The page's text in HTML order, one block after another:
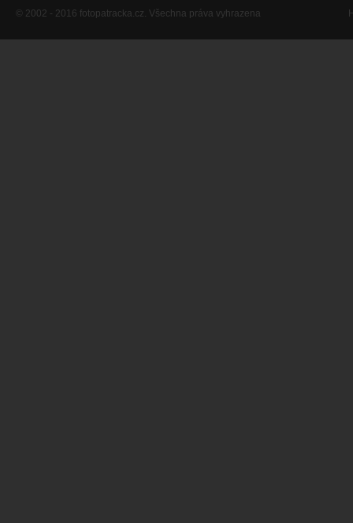
© 2002 - 2016 fotopatracka.cz. Všechna práva vyhrazena